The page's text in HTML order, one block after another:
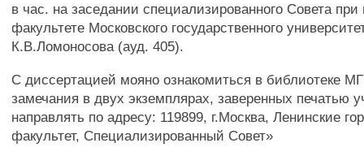
в час. на заседании специализированного Совета при
факультете Московского государственного
К.В.Ломоносова (ауд. 405).
С диссертацией мояно ознакомиться в библиотеке
замечания в двух экземплярах, заверенных печатью
направлять по адресу: 119899, г.Москва, Ленинские
факультет, Специализированный Совет»